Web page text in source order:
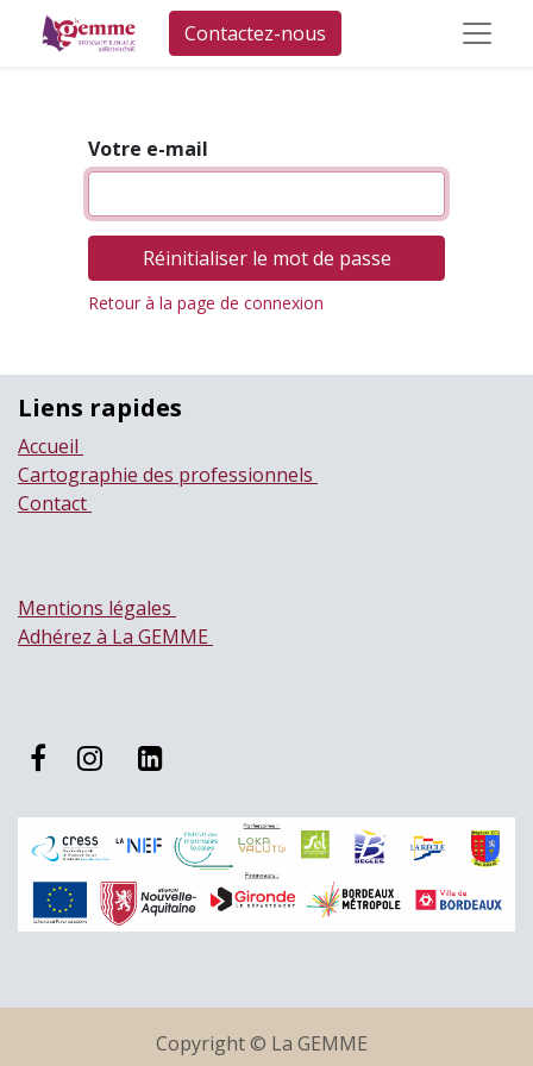
Contactez-nous
Votre e-mail
Réinitialiser le mot de passe
Retour à la page de connexion
Liens rapides
Accueil
Cartographie des professionnels
Contact
Mentions légales
Adhérez à La GEMME
Copyright © La GEMME